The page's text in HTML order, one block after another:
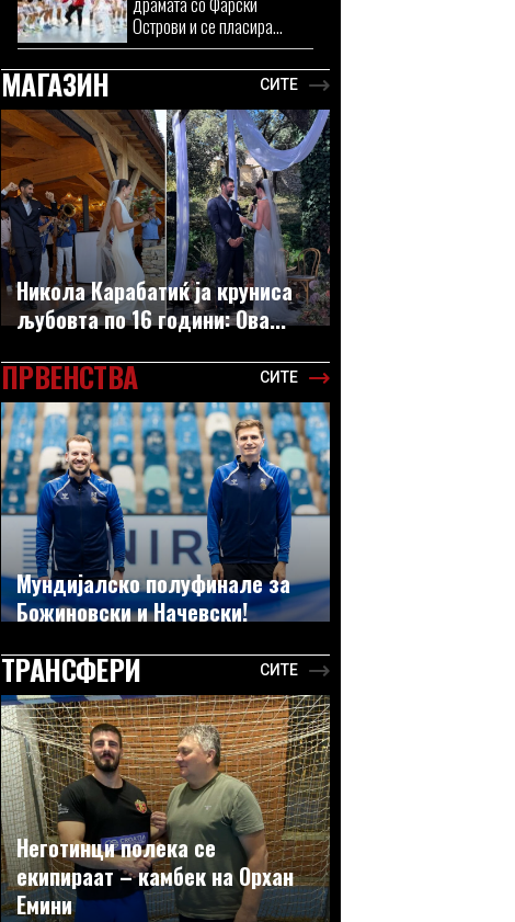
Острови и се пласира...
МАГАЗИН СИТЕ
Никола Карабатиќ ја круниса
љубовта по 16 години: Ова...
ПРВЕНСТВА СИТЕ
Мундијалско полуфинале за
Божиновски и Начевски!
ТРАНСФЕРИ СИТЕ
Неготинци полека се
екипираат – камбек на Орхан
Емини